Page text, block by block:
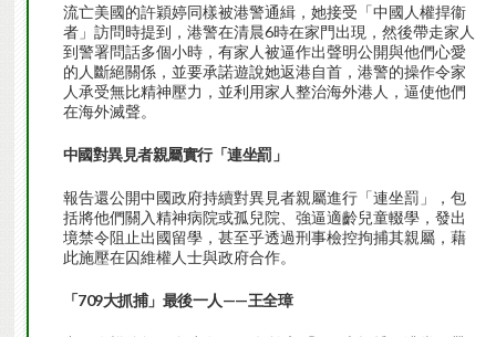
流亡美國的許穎婷同樣被港警通緝，她接受「中國人權捍衞
者」訪問時提到，港警在清晨6時在家門出現，然後帶走家人
到警署問話多個小時，有家人被逼作出聲明公開與他們心愛
的人斷絕關係，並要承諾遊說她返港自首，港警的操作令家
人承受無比精神壓力，並利用家人整治海外港人，逼使他們
在海外滅聲。
中國對異見者親屬實行「連坐罰」
報告還公開中國政府持續對異見者親屬進行「連坐罰」，包
括將他們關入精神病院或孤兒院、強逼適齡兒童輟學，發出
境禁令阻止出國留學，甚至乎透過刑事檢控拘捕其親屬，藉
此施壓在囚維權人士與政府合作。
「709大抓捕」最後一人——王全璋